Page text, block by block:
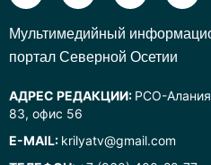
Mультимедийный
портал Северной Осетии
АДРЕС РЕДАКЦИИ: РСО-
83, офис 56
E-MAIL: krilyatv@gmail.com